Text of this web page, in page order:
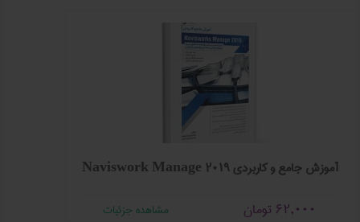
آموزش جامع و کاربردی Naviswork Manage 2019
62,000 تومان مشاهده جزئیات